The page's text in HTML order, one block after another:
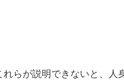
らが説明できないと、人